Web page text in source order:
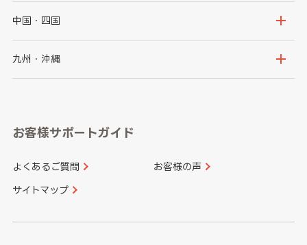
千葉県
石川県
山梨県
愛知県
大阪府
京都府
和歌山県
中国・四国
鳥取県
山口県
香川県 愛媛県
九州・沖縄
長崎県
大分県 宮崎県
お客様サポートガイド
よくあるご質問 お客様の声
サイトマップ